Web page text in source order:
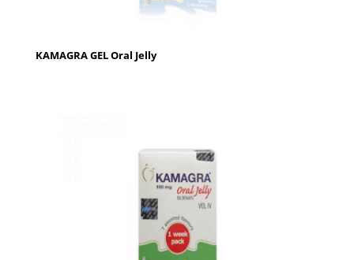
KAMAGRA GEL Oral Jelly